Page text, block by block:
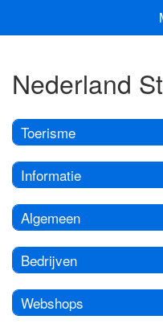
Nederland
Toerisme
Informatie
Algemeen
Bedrijven
Webshops